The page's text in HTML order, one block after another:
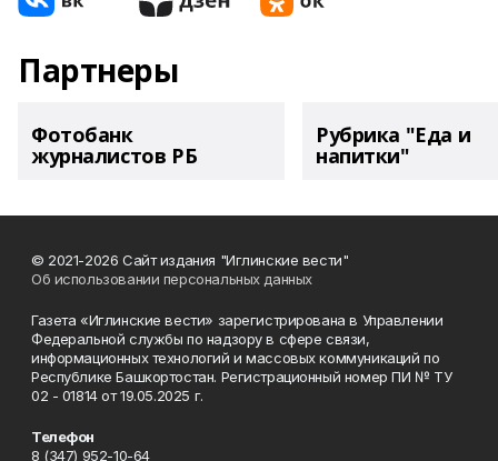
Партнеры
Фотобанк
журналистов РБ
Рубрика "Еда и
напитки"
© 2021-2026 Сайт издания "Иглинские вести"
Об использовании персональных данных
Газета «Иглинские вести» зарегистрирована в Управлении
Федеральной службы по надзору в сфере связи,
информационных технологий и массовых коммуникаций по
Республике Башкортостан. Регистрационный номер ПИ № ТУ
02 - 01814 от 19.05.2025 г.
Телефон
8 (347) 952-10-64